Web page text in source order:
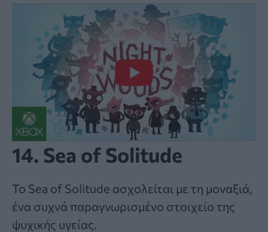
14. Sea of Solitude
Το Sea of Solitude ασχολείται με τη μοναξιά,
ένα συχνά παραγνωρισμένο στοιχείο της
ψυχικής υγείας.